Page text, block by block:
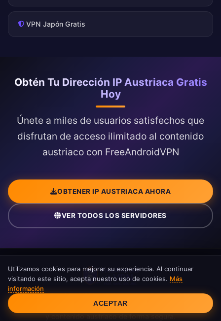
VPN Japón Gratis
Obtén Tu Dirección IP Austriaca Gratis
Hoy
Únete a miles de usuarios satisfechos que
disfrutan de acceso ilimitado al contenido
austriaco con FreeAndroidVPN
OBTENER IP AUSTRIACA AHORA
VER TODOS LOS SERVIDORES
Servidor VPN gratuito en Austria con
dirección IP austriaca. Accede a ORF, banca
y contenido austriaco de forma segura.
Consentimiento de cookies
Utilizamos cookies para mejorar su experiencia. Al continuar
visitando este sitio, acepta nuestro uso de cookies. Más
información
ACEPTAR